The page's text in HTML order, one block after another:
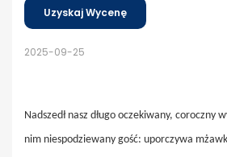
Uzyskaj Wycenę
2025-09-25
Nadszedł nasz długo oczekiwany, coroczny
nim niespodziewany gość: uporczywa